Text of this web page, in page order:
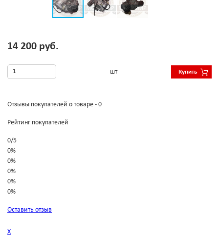
14 200 руб.
шт Купить
Отзывы покупателей о товаре - 0
Рейтинг покупателей
0/5
0%
0%
0%
0%
0%
Оставить отзыв
Х